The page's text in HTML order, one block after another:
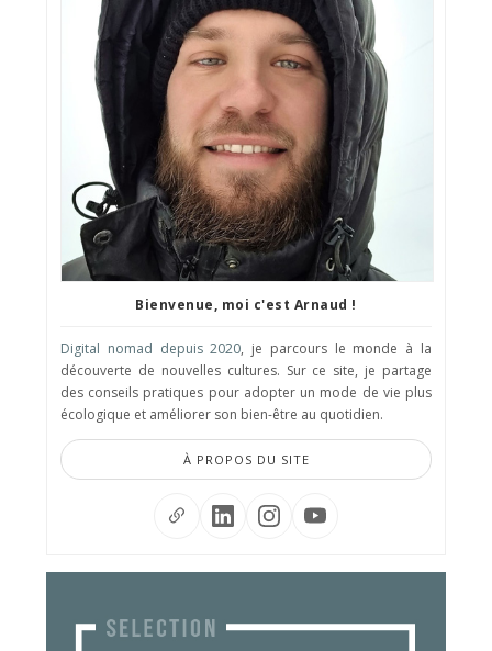
Bienvenue, moi c'est Arnaud !
Digital nomad depuis 2020, je parcours le monde à la
découverte de nouvelles cultures. Sur ce site, je partage
des conseils pratiques pour adopter un mode de vie plus
écologique et améliorer son bien-être au quotidien.
À PROPOS DU SITE